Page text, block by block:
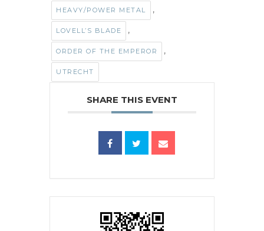
HEAVY/POWER METAL ,
LOVELL’S BLADE ,
ORDER OF THE EMPEROR ,
UTRECHT
SHARE THIS EVENT